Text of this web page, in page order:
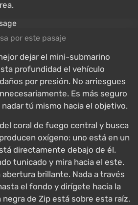
por este pasaje
dejar el mini-submarino
profundidad el vehículo
por presión. No arriesgues
Es más seguro
tú mismo hacia el objetivo.
coral de fuego central y busca
oxígeno: uno está en un
directamente debajo de él.
tunicado y mira hacia el este.
abertura brillante. Nada a través
el fondo y dirígete hacia la
negra de Zip está sobre esta raíz.